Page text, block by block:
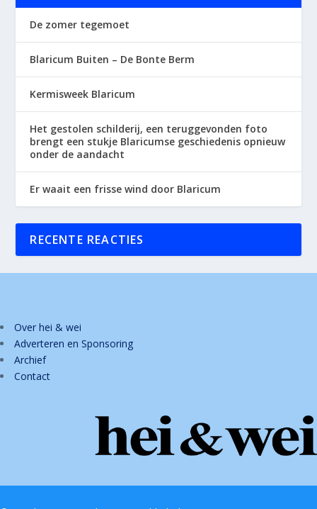
De zomer tegemoet
Blaricum Buiten – De Bonte Berm
Kermisweek Blaricum
Het gestolen schilderij, een teruggevonden foto
brengt een stukje Blaricumse geschiedenis opnieuw
onder de aandacht
Er waait een frisse wind door Blaricum
RECENTE REACTIES
Over hei & wei
Adverteren en Sponsoring
Archief
Contact